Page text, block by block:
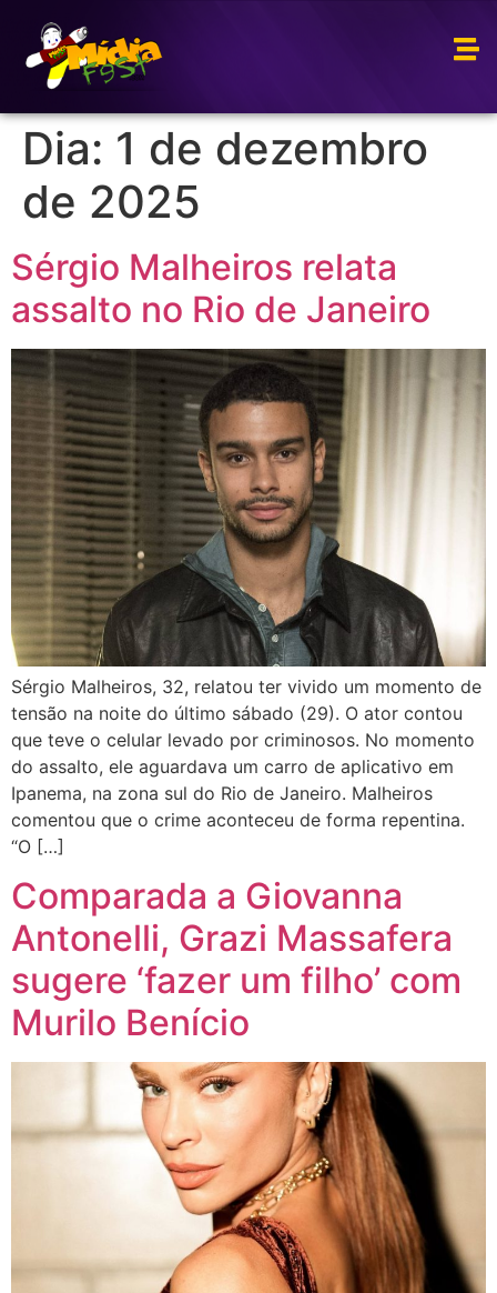
Dia: 1 de dezembro
de 2025
Sérgio Malheiros relata
assalto no Rio de Janeiro
Sérgio Malheiros, 32, relatou ter vivido um momento de
tensão na noite do último sábado (29). O ator contou
que teve o celular levado por criminosos. No momento
do assalto, ele aguardava um carro de aplicativo em
Ipanema, na zona sul do Rio de Janeiro. Malheiros
comentou que o crime aconteceu de forma repentina.
“O […]
Comparada a Giovanna
Antonelli, Grazi Massafera
sugere ‘fazer um filho’ com
Murilo Benício